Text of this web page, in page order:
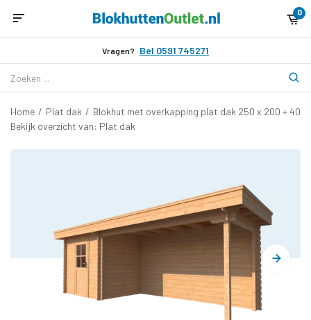
0
Vragen? Bel 0591 745271
Home / Plat dak / Blokhut met overkapping plat dak 250 x 200 +
Bekijk overzicht van: Plat dak